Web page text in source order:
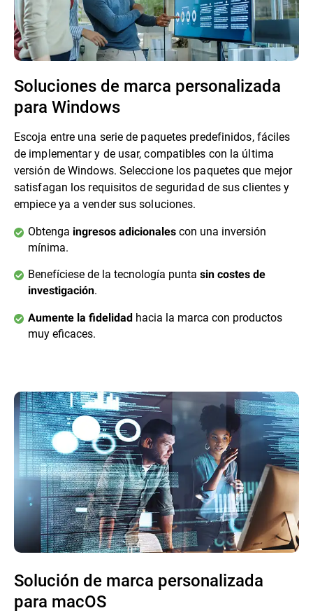
Soluciones de marca personalizada
para Windows
Escoja entre una serie de paquetes predefinidos, fáciles
de implementar y de usar, compatibles con la última
versión de Windows. Seleccione los paquetes que mejor
satisfagan los requisitos de seguridad de sus clientes y
empiece ya a vender sus soluciones.
Obtenga ingresos adicionales con una inversión
mínima.
Benefíciese de la tecnología punta sin costes de
investigación.
Aumente la fidelidad hacia la marca con productos
muy eficaces.
Solución de marca personalizada
para macOS